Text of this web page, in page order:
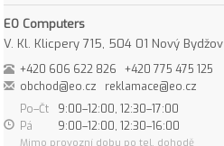
EO Computers
V. Kl. Klicpery 715, 504 01 Nový Bydžov
+420 606 622 826
+420 775 475 125
obchod@eo.cz
reklamace@eo.cz
Po–Čt
9:00–12:00, 12:30–17:00
Pá
9:00–12:00, 12:30–16:00
Mimo provozní dobu po tel. dohodě